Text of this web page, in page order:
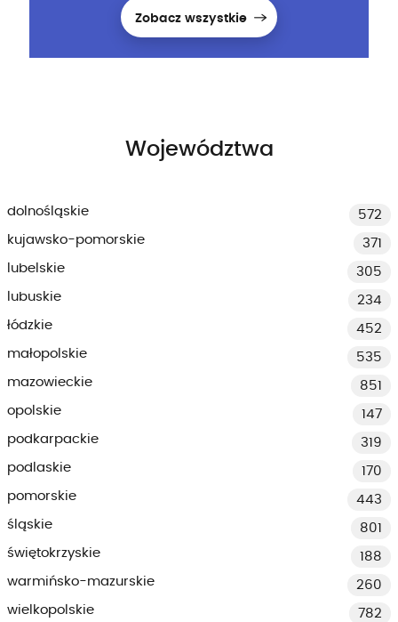
Zobacz wszystkie
Województwa
dolnośląskie
572
kujawsko-pomorskie
371
lubelskie
305
lubuskie
234
łódzkie
452
małopolskie
535
mazowieckie
851
opolskie
147
podkarpackie
319
podlaskie
170
pomorskie
443
śląskie
801
świętokrzyskie
188
warmińsko-mazurskie
260
wielkopolskie
782